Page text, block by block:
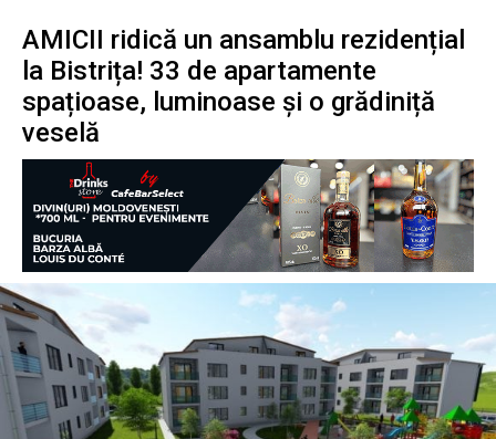
AMICII ridică un ansamblu rezidențial
la Bistrița! 33 de apartamente
spațioase, luminoase și o grădiniță
veselă